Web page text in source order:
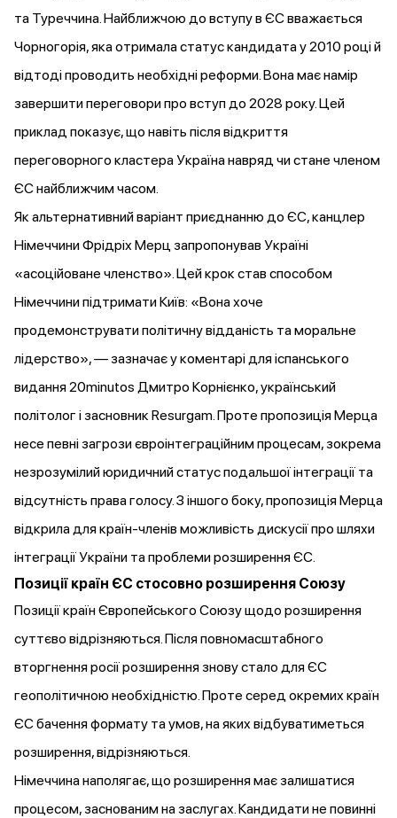
та Туреччина. Найближчою до вступу в ЄСвважається
Чорногорія, яка отримала статус кандидата у 2010 році й
відтоді проводить необхідні реформи. Вона має намір
завершити переговори про вступ до 2028 року. Цей
приклад показує, що навіть після відкриття
переговорного кластера Україна навряд чи стане членом
ЄС найближчим часом.
Як альтернативний варіант приєднанню до ЄС, канцлер
Німеччини Фрідріх Мерц запропонував Україні
«асоційоване членство». Цей крок став способом
Німеччини підтримати Київ: «Вона хоче
продемонструвати політичну відданість та моральне
лідерство», — зазначаєу коментарі для іспанського
видання 20minutos Дмитро Корнієнко, український
політолог і засновник Resurgam. Проте пропозиція Мерца
несе певні загрози євроінтеграційним процесам, зокрема
незрозумілий юридичний статус подальшої інтеграції та
відсутність права голосу. З іншого боку, пропозиція Мерца
відкрила для країн-членів можливість дискусії про шляхи
інтеграції України та проблеми розширення ЄС.
Позиції країн ЄС стосовно розширення Союзу
Позиції країн Європейського Союзу щодо розширення
суттєво відрізняються . Після повномасштабного
вторгнення росії розширення знову стало для ЄС
геополітичною необхідністю. Проте серед окремих країн
ЄС бачення формату та умов, на яких відбуватиметься
розширення, відрізняються.
Німеччинанаполягає, що розширення має залишатися
процесом, заснованим на заслугах. Кандидати не повинні